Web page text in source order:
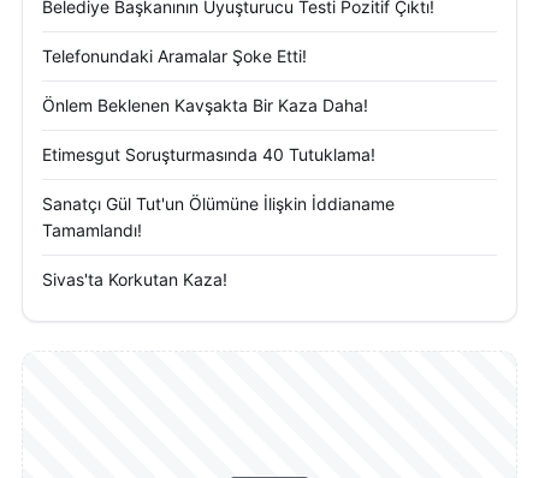
Belediye Başkanının Uyuşturucu Testi Pozitif Çıktı!
Telefonundaki Aramalar Şoke Etti!
Önlem Beklenen Kavşakta Bir Kaza Daha!
Etimesgut Soruşturmasında 40 Tutuklama!
Sanatçı Gül Tut'un Ölümüne İlişkin İddianame
Tamamlandı!
Sivas'ta Korkutan Kaza!